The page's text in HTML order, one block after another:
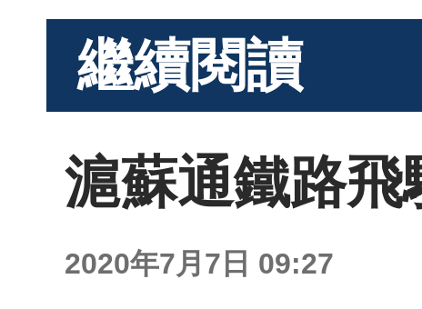
繼續閱讀
滬蘇通鐵路飛
2020年7月7日 09:27